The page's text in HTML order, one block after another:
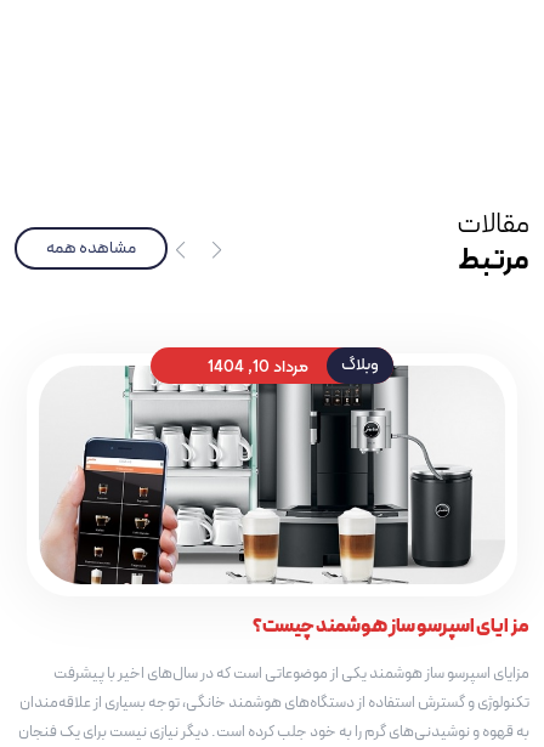
مقالات
مرتبط
مشاهده همه
وبلاگ مرداد 10, 1404
مزایای اسپرسو ساز هوشمند چیست؟
مزایای اسپرسو ساز هوشمند یکی از موضوعاتی است که در سال‌های اخیر با پیشرفت
تکنولوژی و گسترش استفاده از دستگاه‌های هوشمند خانگی، توجه بسیاری از علاقه‌مندان
به قهوه و نوشیدنی‌های گرم را به خود جلب کرده است. دیگر نیازی نیست برای یک فنجان